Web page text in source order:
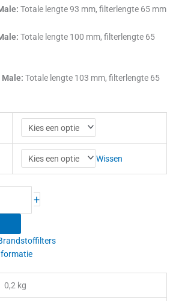
Totale lengte 93 mm, filterlengte 65 mm
Totale lengte 100 mm, filterlengte 65
Male: Totale lengte 103 mm, filterlengte 65
Wissen
+
0,2 kg